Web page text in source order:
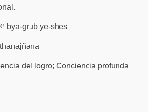
bya-grub ye-shes
del logro; Conciencia profunda